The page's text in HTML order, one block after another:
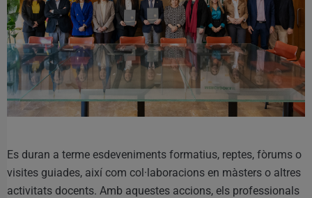
Es duran a terme esdeveniments formatius, reptes, fòrums o
visites guiades, així com col·laboracions en màsters o altres
activitats docents. Amb aquestes accions, els professionals